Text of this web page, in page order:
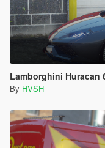
Lamborghini Huracan
By HVSH